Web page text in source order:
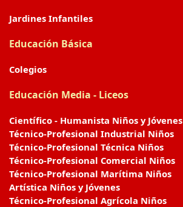
Jardines Infantiles
Educación Básica
Colegios
Educación Media - Liceos
Científico - Humanista Niños y Jóvenes
Técnico-Profesional Industrial Niños
Técnico-Profesional Técnica Niños
Técnico-Profesional Comercial Niños
Técnico-Profesional Marítima Niños
Artística Niños y Jóvenes
Técnico-Profesional Agrícola Niños